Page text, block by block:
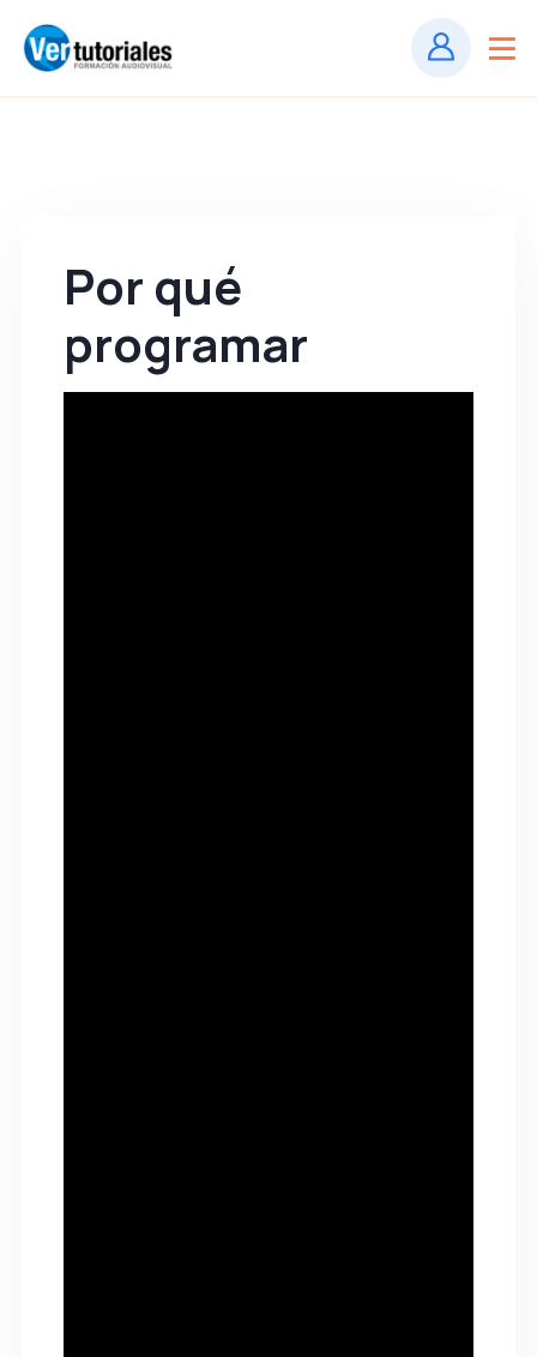
Por qué
programar